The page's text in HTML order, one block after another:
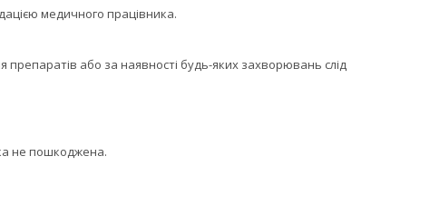
медичного працівника.
препаратів або за наявності будь-яких захворювань слід
не пошкоджена.